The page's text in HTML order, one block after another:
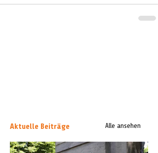
Aktuelle Beiträge Alle ansehen